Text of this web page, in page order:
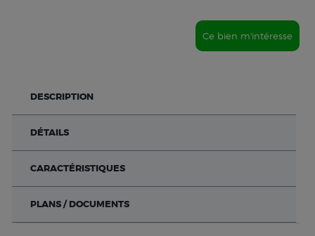
Ce bien m'intéresse
DESCRIPTION
DÉTAILS
CARACTÉRISTIQUES
PLANS / DOCUMENTS